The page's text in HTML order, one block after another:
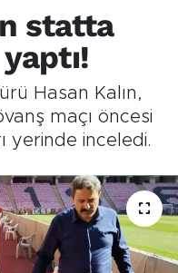
statta
Hasan Kalın,
maçı öncesi
yerinde inceledi.